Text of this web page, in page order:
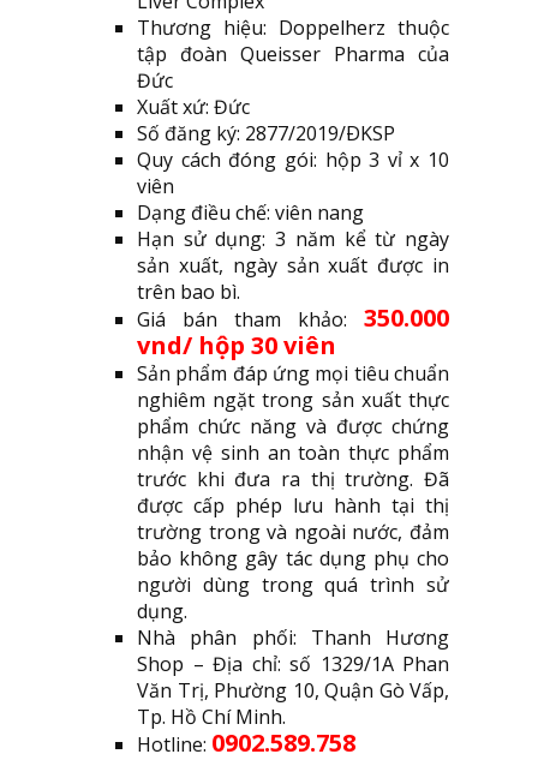
Thương hiệu: Doppelherz thuộc
tập đoàn Queisser Pharma của
Đức
Xuất xứ: Đức
Số đăng ký: 2877/2019/ÐKSP
Quy cách đóng gói: hộp 3 vỉ x 10
viên
Dạng điều chế: viên nang
Hạn sử dụng: 3 năm kể từ ngày
sản xuất, ngày sản xuất được in
trên bao bì.
Giá bán tham khảo: 350.000
vnd/ hộp 30 viên
Sản phẩm đáp ứng mọi tiêu chuẩn
nghiêm ngặt trong sản xuất thực
phẩm chức năng và được chứng
nhận vệ sinh an toàn thực phẩm
trước khi đưa ra thị trường. Đã
được cấp phép lưu hành tại thị
trường trong và ngoài nước, đảm
bảo không gây tác dụng phụ cho
người dùng trong quá trình sử
dụng.
Nhà phân phối: Thanh Hương
Shop – Địa chỉ: số 1329/1A Phan
Văn Trị, Phường 10, Quận Gò Vấp,
Tp. Hồ Chí Minh.
Hotline: 0902.589.758